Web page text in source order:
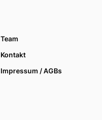
Team
Kontakt
Impressum / AGBs